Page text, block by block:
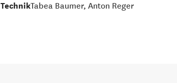
TechnikTabea Baumer, Anton Reger